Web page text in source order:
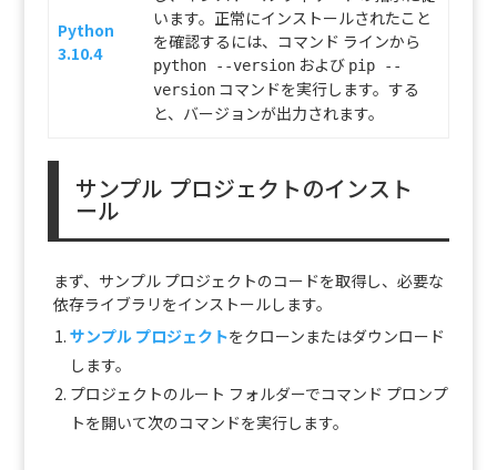
Python
3.10.4
います。正常にインストールされたこと
を確認するには、コマンド ラインから
python --versionおよび pip --
versionコマンドを実行します。する
と、バージョンが出力されます。
サンプル プロジェクトのインスト
ール
まず、サンプル プロジェクトのコードを取得し、必要な
依存ライブラリをインストールします。
サンプル プロジェクトをクローンまたはダウンロード
します。
プロジェクトのルート フォルダーでコマンド プロンプ
トを開いて次のコマンドを実行します。